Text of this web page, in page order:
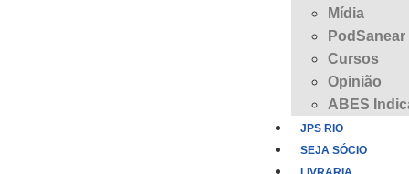
Mídia
PodSanear
Cursos
Opinião
ABES
JPS RIO
SEJA SÓCIO